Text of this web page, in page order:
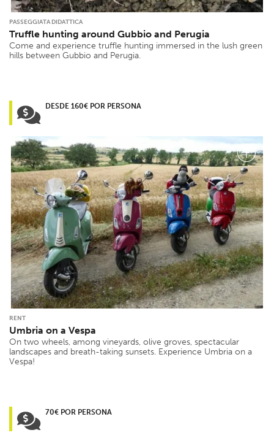
PASSEGGIATA DIDATTICA
Truffle hunting around Gubbio and Perugia
Come and experience truffle hunting immersed in the lush green
hills between Gubbio and Perugia.
DESDE 160€ POR PERSONA
RENT
Umbria on a Vespa
On two wheels, among vineyards, olive groves, spectacular
landscapes and breath-taking sunsets. Experience Umbria on a
Vespa!
70€ POR PERSONA